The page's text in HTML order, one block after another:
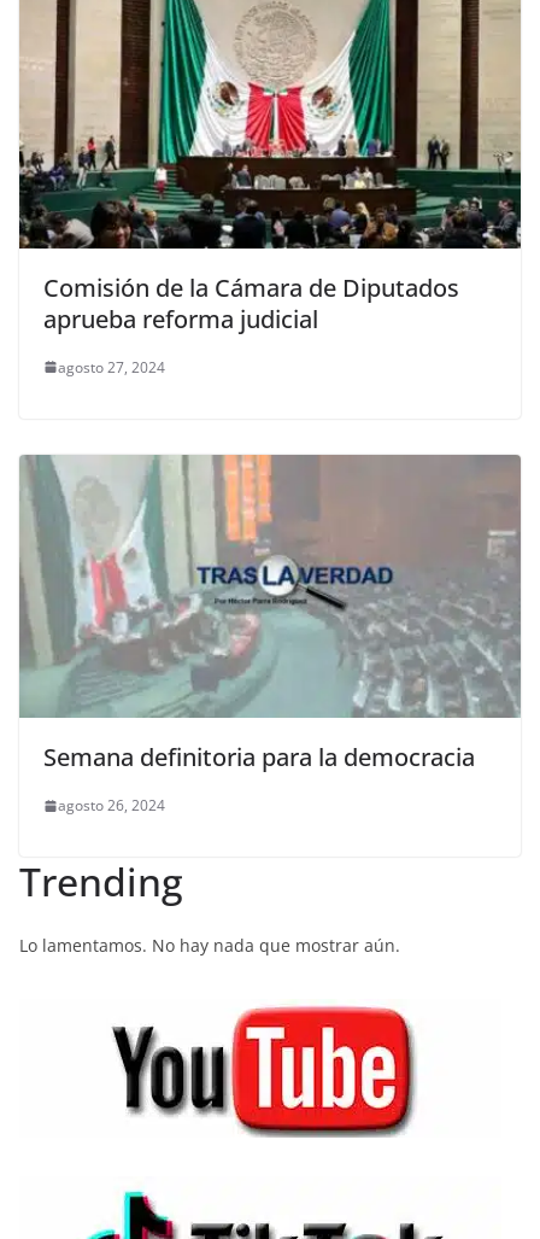
Comisión de la Cámara de Diputados
aprueba reforma judicial
agosto 27, 2024
Semana definitoria para la democracia
agosto 26, 2024
Trending
Lo lamentamos. No hay nada que mostrar aún.